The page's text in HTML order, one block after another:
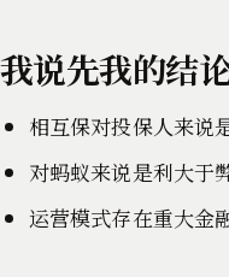
我说先我的结论
相互保对投保人来说
对蚂蚁来说是利大于
运营模式存在重大金